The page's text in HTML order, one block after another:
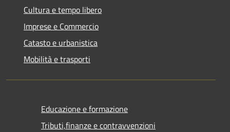
Cultura e tempo libero
Imprese e Commercio
Catasto e urbanistica
Mobilità e trasporti
Educazione e formazione
Tributi,finanze e contravvenzioni